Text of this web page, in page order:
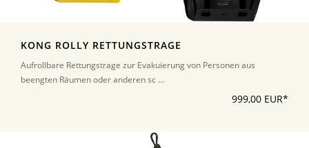
KONG ROLLY RETTUNGSTRAGE
Aufrollbare Rettungstrage zur Evakuierung von Personen aus
beengten Räumen oder anderen sc ...
999,00 EUR*